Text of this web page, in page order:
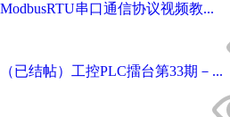
ModbusRTU串口通信协议视频教...
（已结帖）工控PLC擂台第33期－...